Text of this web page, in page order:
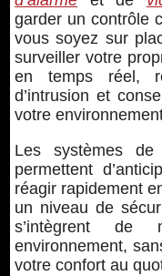
garder un contrôle
vous soyez sur
surveiller votre
en temps réel,
d’intrusion et
votre
Les systèmes de
permettent
réagir rapidement
un niveau de
s’intègrent de
environnement,
votre confort au